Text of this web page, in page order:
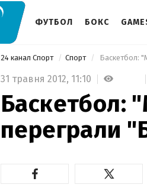
ФУТБОЛ БОКС
24 канал Спорт Спорт Баскетбол:
31 травня 2012, 11:10
Баскетбол:
переграли